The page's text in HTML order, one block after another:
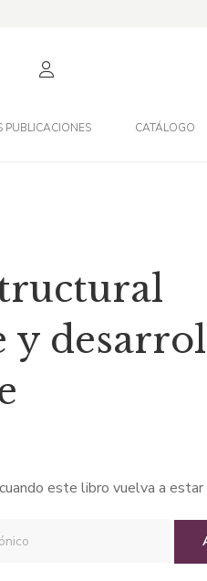
PUBLICACIONES CATÁLOGO
y
este libro vuelva a